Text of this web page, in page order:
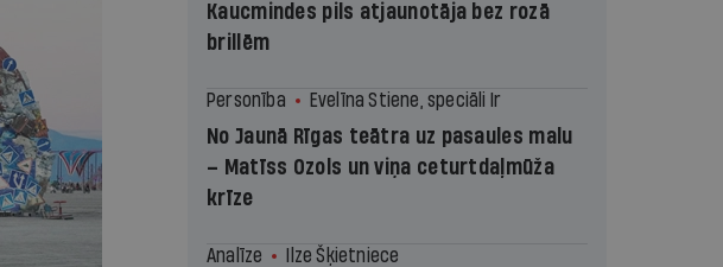
Kaucmindes pils atjaunotāja bez rozā
brillēm
Personība Evelīna Stiene, speciāli Ir
No Jaunā Rīgas teātra uz pasaules malu
– Matīss Ozols un viņa ceturtdaļmūža
krīze
Analīze Ilze Šķietniece